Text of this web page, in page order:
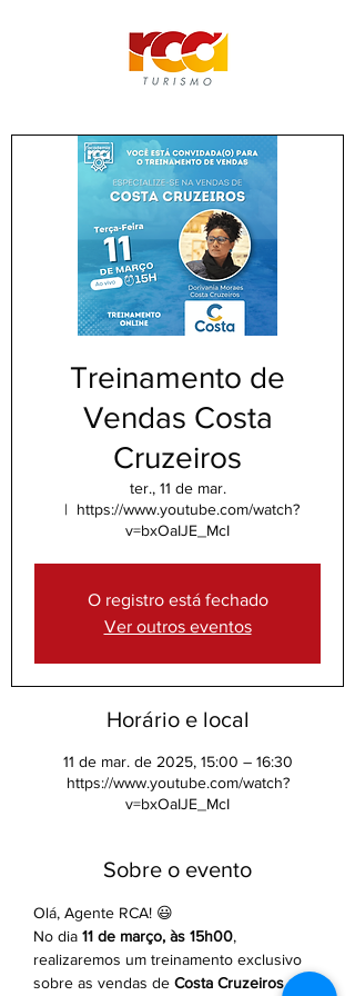
Treinamento de
Vendas Costa
Cruzeiros
ter., 11 de mar.
  |
https://www.youtube.com/watch?
v=bxOaIJE_McI
O registro está fechado
Ver outros eventos
Horário e local
11 de mar. de 2025, 15:00 – 16:30
https://www.youtube.com/watch?
v=bxOaIJE_McI
Sobre o evento
Olá, Agente RCA! 😃
No dia 11 de março, às 15h00,
realizaremos um treinamento exclusivo
sobre as vendas de Costa Cruzeiros, e